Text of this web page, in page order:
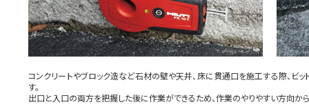
コンクリートやブロック造など石材の壁や天井、床に貫通口を施工する際、ビ
す。
出口と入口の両方を把握した後に作業ができるため、作業のやりやすい方向か